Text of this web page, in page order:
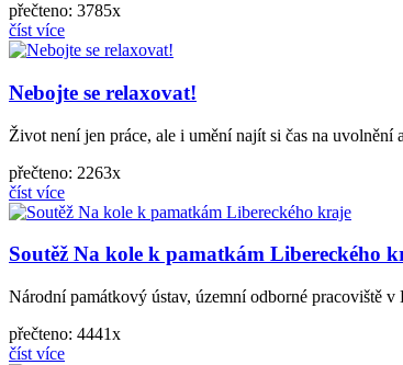
přečteno: 3785x
číst více
Nebojte se relaxovat!
Život není jen práce, ale i umění najít si čas na
přečteno: 2263x
číst více
Soutěž Na kole k pamatkám Libereckého
Národní památkový ústav, územní odborné pracoviště
přečteno: 4441x
číst více